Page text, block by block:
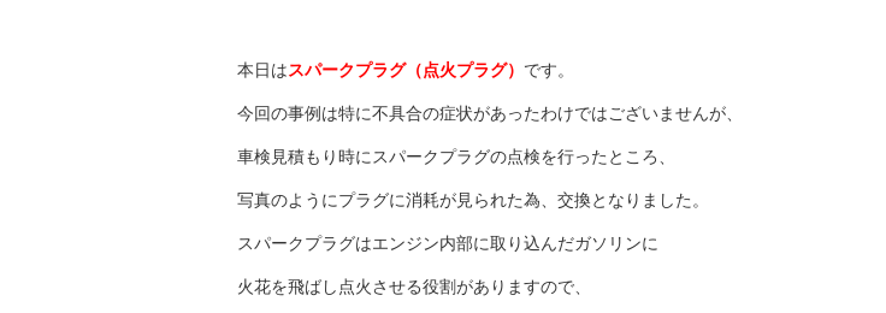
本日はスパークプラグ（点火プラグ） です。
今回の事例は特に不具合の症状があったわけではございませんが、
車検見積もり時にスパークプラグの点検を行ったところ、
写真のようにプラグに消耗が見られた為、交換となりました。
スパークプラグはエンジン内部に取り込んだガソリンに
火花を飛ばし点火させる役割がありますので、